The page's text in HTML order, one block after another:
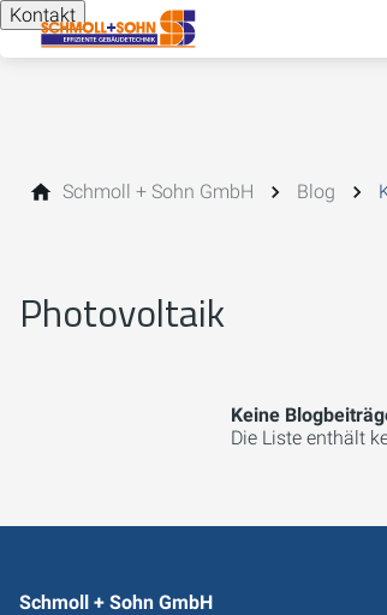
Kontakt
Schmoll + Sohn GmbH Blog
Photovoltaik
Keine
Die Liste enthält
Schmoll + Sohn GmbH